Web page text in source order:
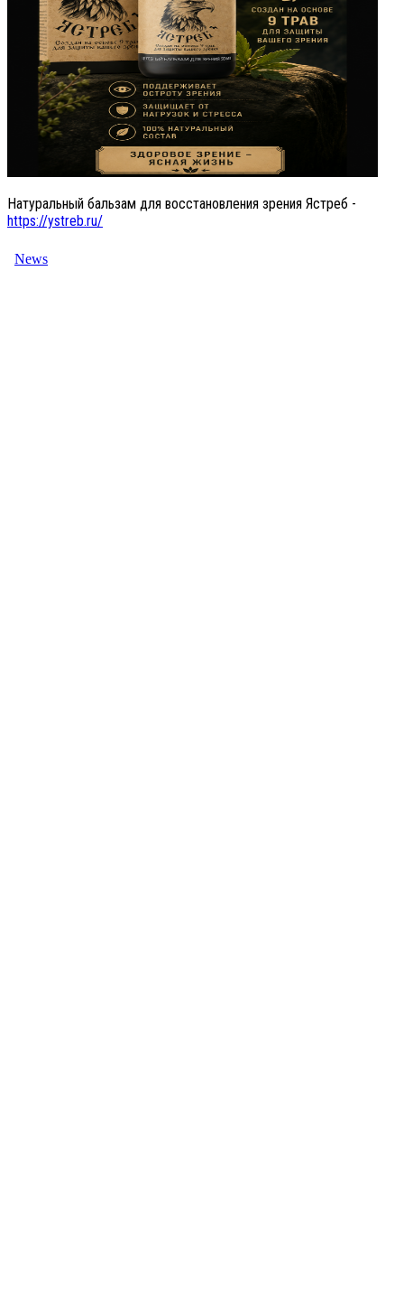
Натуральный бальзам для восстановления зрения Ястреб -
https://ystreb.ru/